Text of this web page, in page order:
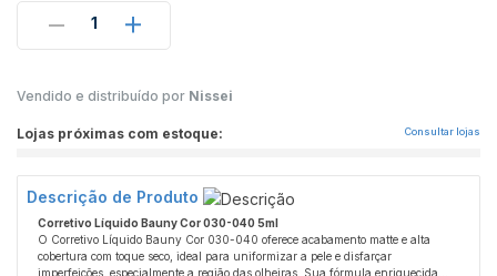
1
Vendido e distribuído por Nissei
Lojas próximas com estoque: Consultar lojas
Descrição de Produto
Corretivo Líquido Bauny Cor 030-040 5ml
O Corretivo Líquido Bauny Cor 030-040 oferece acabamento matte e alta
cobertura com toque seco, ideal para uniformizar a pele e disfarçar
imperfeições, especialmente a região das olheiras. Sua fórmula enriquecida